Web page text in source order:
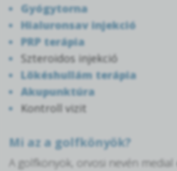
Gyógytorna
Hialuronsav injekció
PRP terápia
Szteroidos injekció
Lökéshullám terápia
Akupunktúra
Kontroll vizit
Mi az a golfkönyök?
A golfkönyök, orvosi nevén medial